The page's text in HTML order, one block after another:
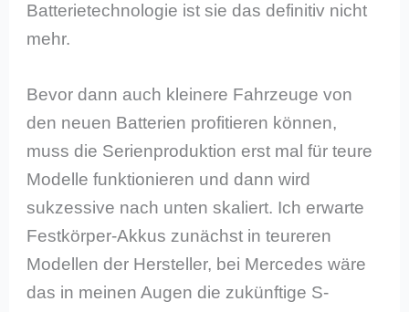
Batterietechnologie ist sie das definitiv nicht
mehr.
Bevor dann auch kleinere Fahrzeuge von
den neuen Batterien profitieren können,
muss die Serienproduktion erst mal für teure
Modelle funktionieren und dann wird
sukzessive nach unten skaliert. Ich erwarte
Festkörper-Akkus zunächst in teureren
Modellen der Hersteller, bei Mercedes wäre
das in meinen Augen die zukünftige S-